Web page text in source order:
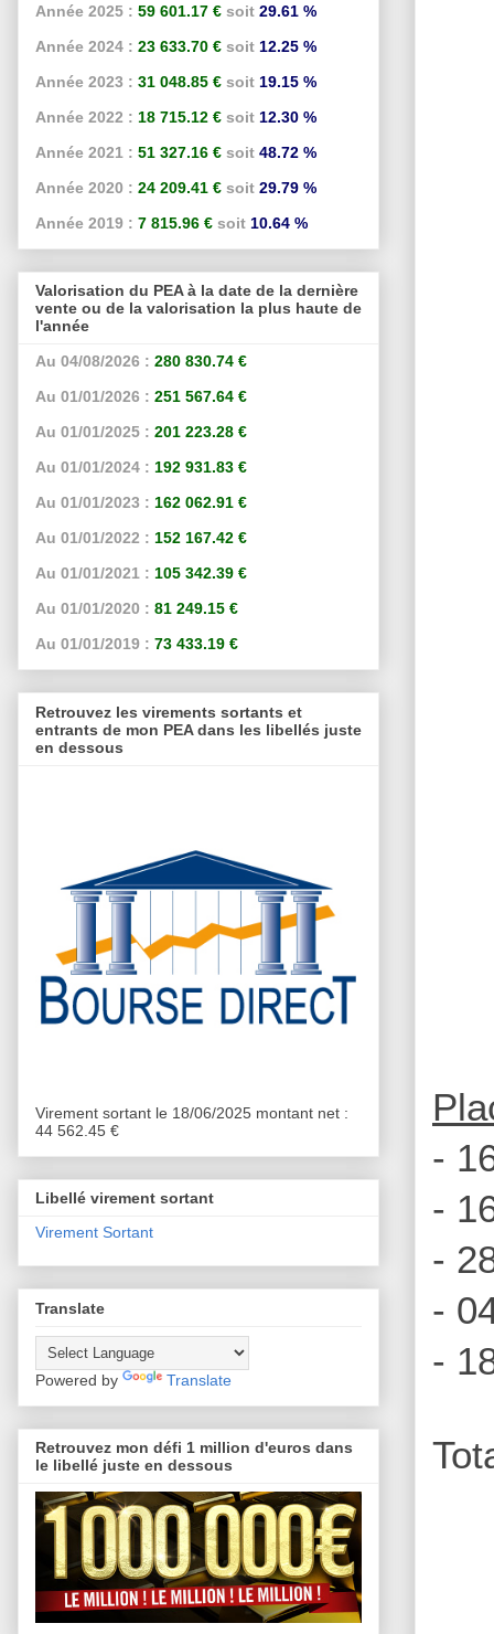
-
-
-
-
-
Année 2025 : 59 601.17 € soit 29.61 %
Année 2024 : 23 633.70 € soit 12.25 %
Année 2023 : 31 048.85 € soit 19.15 %
Année 2022 : 18 715.12 € soit 12.30 %
Année 2021 : 51 327.16 € soit 48.72 %
Année 2020 : 24 209.41 € soit 29.79 %
Année 2019 : 7 815.96 € soit 10.64 %
Valorisation du PEA à la date de la dernière
vente ou de la valorisation la plus haute de
l'année
Au 04/08/2026 : 280 830.74 €
Au 01/01/2026 : 251 567.64 €
Au 01/01/2025 : 201 223.28 €
Au 01/01/2024 : 192 931.83 €
Au 01/01/2023 : 162 062.91 €
Au 01/01/2022 : 152 167.42 €
Au 01/01/2021 : 105 342.39 €
Au 01/01/2020 : 81 249.15 €
Au 01/01/2019 : 73 433.19 €
Retrouvez les virements sortants et
entrants de mon PEA dans les libellés juste
en dessous
Virement sortant le 18/06/2025 montant net :
44 562.45 €
Libellé virement sortant
Virement Sortant
Translate
Powered by Translate
Retrouvez mon défi 1 million d'euros dans
le libellé juste en dessous